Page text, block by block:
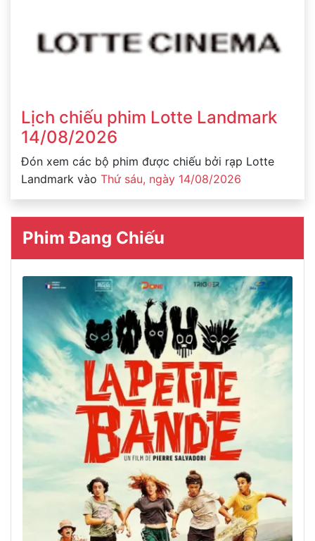
Lịch chiếu phim Lotte Landmark
14/08/2026
Đón xem các bộ phim được chiếu bởi rạp Lotte
Landmark vào Thứ sáu, ngày 14/08/2026
Phim Đang Chiếu